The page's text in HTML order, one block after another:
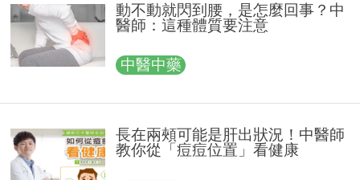
動不動就閃到腰，是怎麼回事？中
醫師：這種體質要注意
中醫中藥
長在兩頰可能是肝出狀況！中醫師
教你從「痘痘位置」看健康